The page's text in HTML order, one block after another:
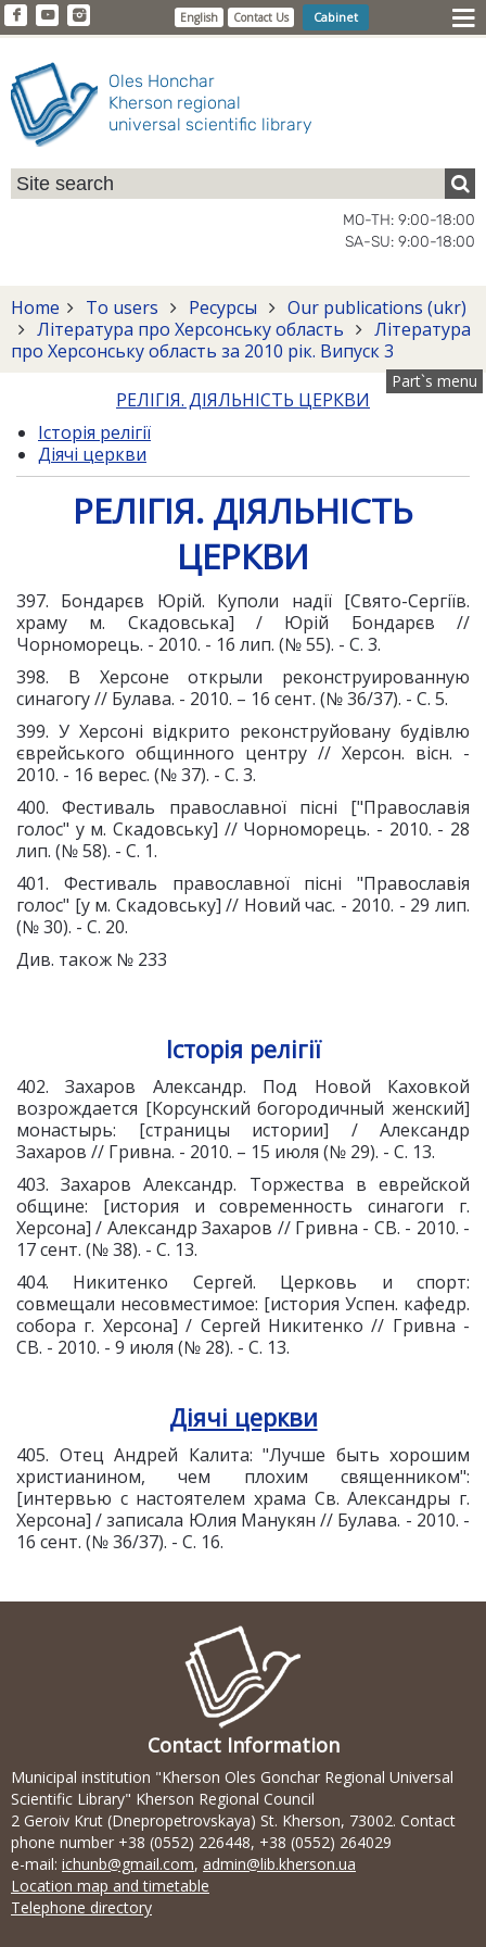
English Contact Us Cabinet
Oles Honchar
Kherson regional
universal scientific library
MO-TH: 9:00-18:00
SA-SU: 9:00-18:00
Home To users Ресурсы
Our publications (ukr)
Література про Херсонську область
Література
про Херсонську область за 2010 рік. Випуск 3
Part`s menu
РЕЛІГІЯ. ДІЯЛЬНІСТЬ ЦЕРКВИ
Історія релігії
Діячі церкви
РЕЛІГІЯ. ДІЯЛЬНІСТЬ
ЦЕРКВИ
397. Бондарєв Юрій. Куполи надії [Свято-Сергіїв.
храму м. Скадовська] / Юрій Бондарєв //
Чорноморець. - 2010. - 16 лип. (№ 55). - С. 3.
398. В Херсоне открыли реконструированную
синагогу // Булава. - 2010. – 16 сент. (№ 36/37). - С. 5.
399. У Херсоні відкрито реконструйовану будівлю
єврейського общинного центру // Херсон. вісн. -
2010. - 16 верес. (№ 37). - С. 3.
400. Фестиваль православної пісні ["Православія
голос" у м. Скадовську] // Чорноморець. - 2010. - 28
лип. (№ 58). - С. 1.
401. Фестиваль православної пісні "Православія
голос" [у м. Скадовську] // Новий час. - 2010. - 29 лип.
(№ 30). - С. 20.
Див. також № 233
Історія релігії
402. Захаров Александр. Под Новой Каховкой
возрождается [Корсунский богородичный женский]
монастырь: [страницы истории] / Александр
Захаров // Гривна. - 2010. – 15 июля (№ 29). - С. 13.
403. Захаров Александр. Торжества в еврейской
общине: [история и современность синагоги г.
Херсона] / Александр Захаров // Гривна - СВ. - 2010. -
17 сент. (№ 38). - С. 13.
404. Никитенко Сергей. Церковь и спорт:
совмещали несовместимое: [история Успен. кафедр.
собора г. Херсона] / Сергей Никитенко // Гривна -
СВ. - 2010. - 9 июля (№ 28). - С. 13.
Діячі церкви
405. Отец Андрей Калита: "Лучше быть хорошим
христианином, чем плохим священником":
[интервью с настоятелем храма Св. Александры г.
Херсона] / записала Юлия Манукян // Булава. - 2010. -
16 сент. (№ 36/37). - С. 16.
Contact Information
Municipal institution "Kherson Oles Gonchar Regional Universal
Scientific Library" Kherson Regional Council
2 Geroiv Krut (Dnepropetrovskaya) St. Kherson, 73002. Contact
phone number +38 (0552) 226448, +38 (0552) 264029
e-mail: ichunb@gmail.com, admin@lib.kherson.ua
Location map and timetable
Telephone directory